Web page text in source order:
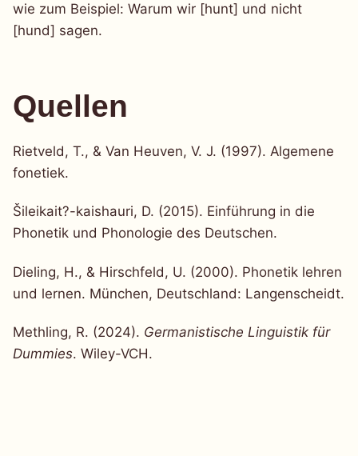
wie zum Beispiel: Warum wir [hunt] und nicht
[hund] sagen.
Quellen
Rietveld, T., & Van Heuven, V. J. (1997). Algemene
fonetiek.
Šileikait?-kaishauri, D. (2015). Einführung in die
Phonetik und Phonologie des Deutschen.
Dieling, H., & Hirschfeld, U. (2000). Phonetik lehren
und lernen. München, Deutschland: Langenscheidt.
Methling, R. (2024). Germanistische Linguistik für
Dummies. Wiley-VCH.